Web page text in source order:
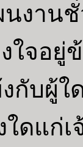
งาน
ใจอยู่
บผู้ใ
ดแก่เ